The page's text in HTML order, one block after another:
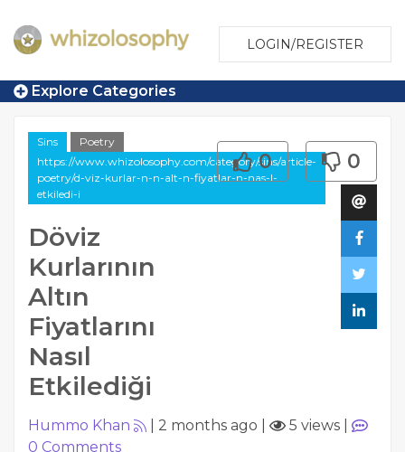
LOGIN/REGISTER
Explore Categories
Sins
Poetry
https://www.whizolosophy.com/category/sins/article-
poetry/d-viz-kurlar-n-n-alt-n-fiyatlar-n-nas-l-
etkiledi-i
Döviz
Kurlarının
Altın
Fiyatlarını
Nasıl
Etkilediği
0 0
Hummo Khan 2 months ago 5 views
0 Comments